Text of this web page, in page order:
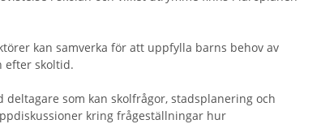
kan samverka för att uppfylla barns behov av
efter skoltid.
som kan skolfrågor, stadsplanering och
kring frågeställningar hur